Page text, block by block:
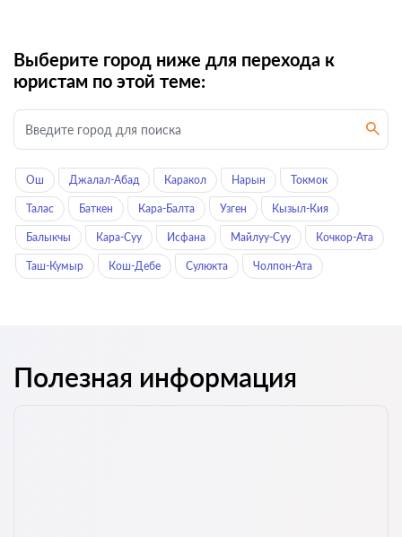
Выберите город ниже для перехода к
юристам по этой теме:
Ош Джалал-Абад Каракол Нарын Токмок
Талас Баткен Кара-Балта Узген Кызыл-Кия
Балыкчы Кара-Суу Исфана Майлуу-Суу Кочкор-Ата
Таш-Кумыр Кош-Дебе Сулюкта Чолпон-Ата
Полезная информация